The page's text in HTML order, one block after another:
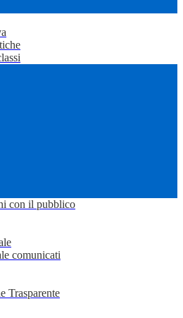
con il pubblico
comunicati
Trasparente